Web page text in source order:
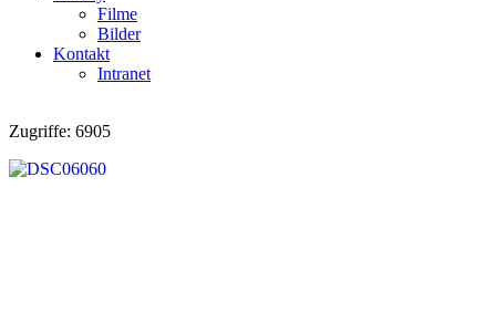
Filme
Bilder
Kontakt
Intranet
Zugriffe: 6905